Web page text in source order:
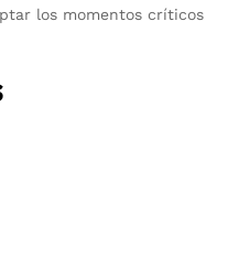
los momentos críticos